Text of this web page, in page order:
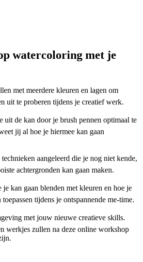
watercoloring met je
met meerdere kleuren en lagen om
uit te proberen tijdens je creatief werk.
de kan door je brush pennen optimaal te
jij al hoe je hiermee kan gaan
aangeleerd die je nog niet kende,
achtergronden kan gaan maken.
kan gaan blenden met kleuren en hoe je
tijdens je ontspannende me-time.
met jouw nieuwe creatieve skills.
werkjes zullen na deze online workshop